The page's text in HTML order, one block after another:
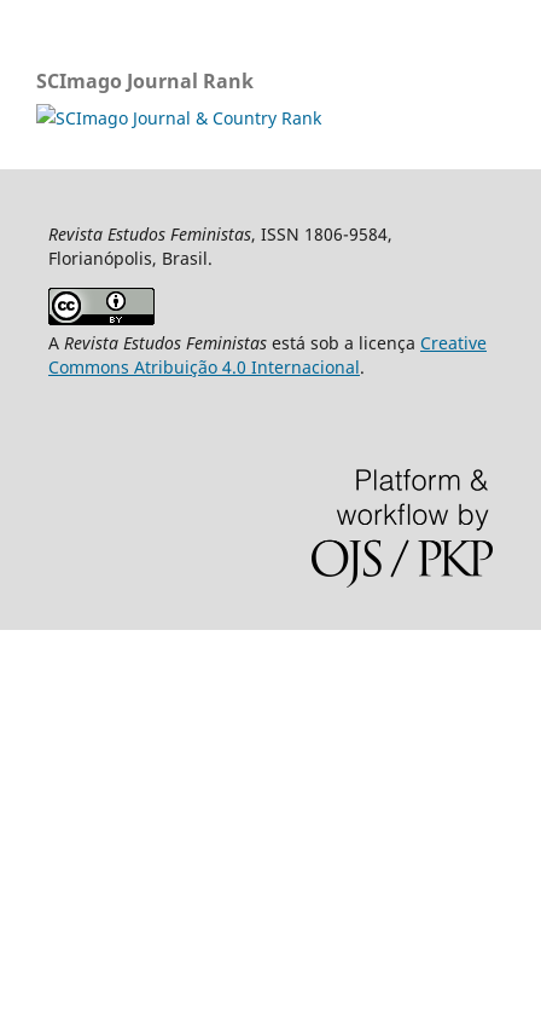
SCImago Journal Rank
Revista Estudos Feministas, ISSN 1806-9584,
Florianópolis, Brasil.
A Revista Estudos Feministasestá sob a licença Creative
Commons Atribuição 4.0 Internacional.